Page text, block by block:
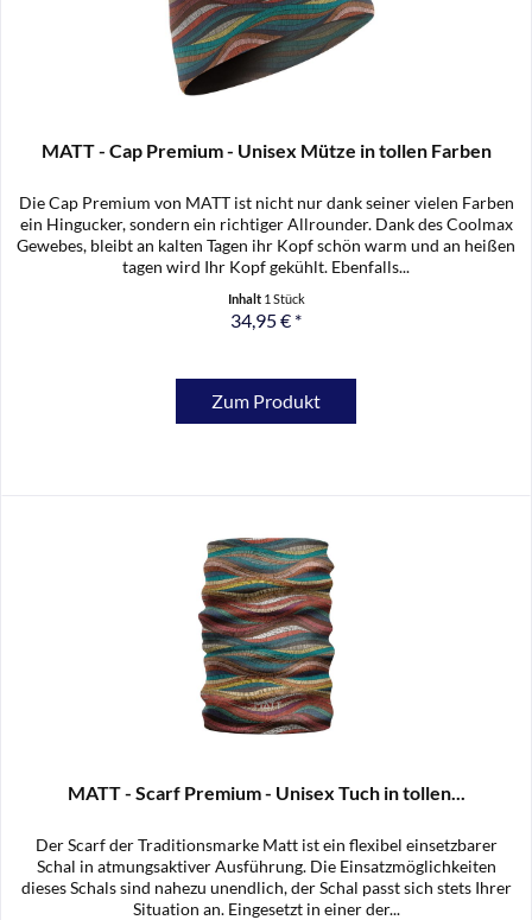
MATT - Cap Premium - Unisex Mütze in tollen Farben
Die Cap Premium von MATT ist nicht nur dank seiner vielen Farben
ein Hingucker, sondern ein richtiger Allrounder. Dank des Coolmax
Gewebes, bleibt an kalten Tagen ihr Kopf schön warm und an heißen
tagen wird Ihr Kopf gekühlt. Ebenfalls...
Inhalt 1 Stück
34,95 € *
Zum Produkt
MATT - Scarf Premium - Unisex Tuch in tollen...
Der Scarf der Traditionsmarke Matt ist ein flexibel einsetzbarer
Schal in atmungsaktiver Ausführung. Die Einsatzmöglichkeiten
dieses Schals sind nahezu unendlich, der Schal passt sich stets Ihrer
Situation an. Eingesetzt in einer der...